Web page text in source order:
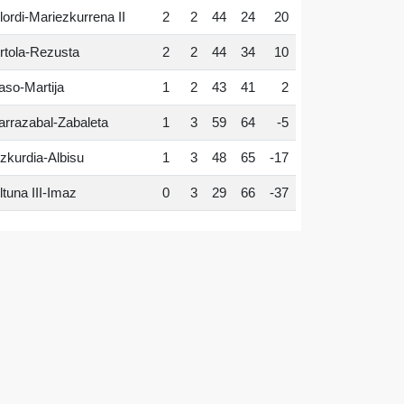
Mariezkurrena II 2 2 44 24 20
Rezusta 2 2 44 34 10
Martija 1 2 43 41 2
Zabaleta 1 3 59 64 -5
Albisu 1 3 48 65 -17
III-Imaz 0 3 29 66 -37